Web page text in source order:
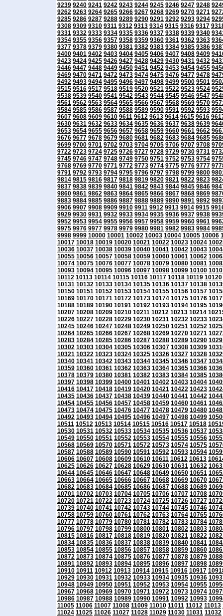
9239 9240 9241 9242 9243 9244 9245 9246 9247 9248
9262 9263 9264 9265 9266 9267 9268 9269 9270 9271
9285 9286 9287 9288 9289 9290 9291 9292 9293 9294
9308 9309 9310 9311 9312 9313 9314 9315 9316 9317
9331 9332 9333 9334 9335 9336 9337 9338 9339 9340
9354 9355 9356 9357 9358 9359 9360 9361 9362 9363
9377 9378 9379 9380 9381 9382 9383 9384 9385 9386
9400 9401 9402 9403 9404 9405 9406 9407 9408 9409
9423 9424 9425 9426 9427 9428 9429 9430 9431 9432
9446 9447 9448 9449 9450 9451 9452 9453 9454 9455
9469 9470 9471 9472 9473 9474 9475 9476 9477 9478
9492 9493 9494 9495 9496 9497 9498 9499 9500 9501
9515 9516 9517 9518 9519 9520 9521 9522 9523 9524
9538 9539 9540 9541 9542 9543 9544 9545 9546 9547
9561 9562 9563 9564 9565 9566 9567 9568 9569 9570
9584 9585 9586 9587 9588 9589 9590 9591 9592 9593
9607 9608 9609 9610 9611 9612 9613 9614 9615 9616
9630 9631 9632 9633 9634 9635 9636 9637 9638 9639
9653 9654 9655 9656 9657 9658 9659 9660 9661 9662
9676 9677 9678 9679 9680 9681 9682 9683 9684 9685
9699 9700 9701 9702 9703 9704 9705 9706 9707 9708
9722 9723 9724 9725 9726 9727 9728 9729 9730 9731
9745 9746 9747 9748 9749 9750 9751 9752 9753 9754
9768 9769 9770 9771 9772 9773 9774 9775 9776 9777
9791 9792 9793 9794 9795 9796 9797 9798 9799 9800
9814 9815 9816 9817 9818 9819 9820 9821 9822 9823
9837 9838 9839 9840 9841 9842 9843 9844 9845 9846
9860 9861 9862 9863 9864 9865 9866 9867 9868 9869
9883 9884 9885 9886 9887 9888 9889 9890 9891 9892
9906 9907 9908 9909 9910 9911 9912 9913 9914 9915
9929 9930 9931 9932 9933 9934 9935 9936 9937 9938
9952 9953 9954 9955 9956 9957 9958 9959 9960 9961
9975 9976 9977 9978 9979 9980 9981 9982 9983 9984
9998 9999 10000 10001 10002 10003 10004 10005 10006
10017 10018 10019 10020 10021 10022 10023 10024
10036 10037 10038 10039 10040 10041 10042 10043
10055 10056 10057 10058 10059 10060 10061 10062
10074 10075 10076 10077 10078 10079 10080 10081
10093 10094 10095 10096 10097 10098 10099 10100
10112 10113 10114 10115 10116 10117 10118 10119 10120
10131 10132 10133 10134 10135 10136 10137 10138
10150 10151 10152 10153 10154 10155 10156 10157
10169 10170 10171 10172 10173 10174 10175 10176
10188 10189 10190 10191 10192 10193 10194 10195
10207 10208 10209 10210 10211 10212 10213 10214
10226 10227 10228 10229 10230 10231 10232 10233
10245 10246 10247 10248 10249 10250 10251 10252
10264 10265 10266 10267 10268 10269 10270 10271
10283 10284 10285 10286 10287 10288 10289 10290
10302 10303 10304 10305 10306 10307 10308 10309
10321 10322 10323 10324 10325 10326 10327 10328
10340 10341 10342 10343 10344 10345 10346 10347
10359 10360 10361 10362 10363 10364 10365 10366
10378 10379 10380 10381 10382 10383 10384 10385
10397 10398 10399 10400 10401 10402 10403 10404
10416 10417 10418 10419 10420 10421 10422 10423
10435 10436 10437 10438 10439 10440 10441 10442
10454 10455 10456 10457 10458 10459 10460 10461
10473 10474 10475 10476 10477 10478 10479 10480
10492 10493 10494 10495 10496 10497 10498 10499
10511 10512 10513 10514 10515 10516 10517 10518
10530 10531 10532 10533 10534 10535 10536 10537
10549 10550 10551 10552 10553 10554 10555 10556
10568 10569 10570 10571 10572 10573 10574 10575
10587 10588 10589 10590 10591 10592 10593 10594
10606 10607 10608 10609 10610 10611 10612 10613
10625 10626 10627 10628 10629 10630 10631 10632
10644 10645 10646 10647 10648 10649 10650 10651
10663 10664 10665 10666 10667 10668 10669 10670
10682 10683 10684 10685 10686 10687 10688 10689
10701 10702 10703 10704 10705 10706 10707 10708
10720 10721 10722 10723 10724 10725 10726 10727
10739 10740 10741 10742 10743 10744 10745 10746
10758 10759 10760 10761 10762 10763 10764 10765
10777 10778 10779 10780 10781 10782 10783 10784
10796 10797 10798 10799 10800 10801 10802 10803
10815 10816 10817 10818 10819 10820 10821 10822
10834 10835 10836 10837 10838 10839 10840 10841
10853 10854 10855 10856 10857 10858 10859 10860
10872 10873 10874 10875 10876 10877 10878 10879
10891 10892 10893 10894 10895 10896 10897 10898
10910 10911 10912 10913 10914 10915 10916 10917
10929 10930 10931 10932 10933 10934 10935 10936
10948 10949 10950 10951 10952 10953 10954 10955
10967 10968 10969 10970 10971 10972 10973 10974
10986 10987 10988 10989 10990 10991 10992 10993
11005 11006 11007 11008 11009 11010 11011 11012 11013
11024 11025 11026 11027 11028 11029 11030 11031 11032